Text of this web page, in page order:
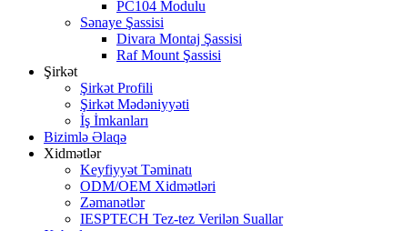
PC104 Modulu
Sənaye Şassisi
Divara Montaj Şassisi
Raf Mount Şassisi
Şirkət
Şirkət Profili
Şirkət Mədəniyyəti
İş İmkanları
Bizimlə Əlaqə
Xidmətlər
Keyfiyyət Təminatı
ODM/OEM Xidmətləri
Zəmanətlər
IESPTECH Tez-tez Verilən Suallar